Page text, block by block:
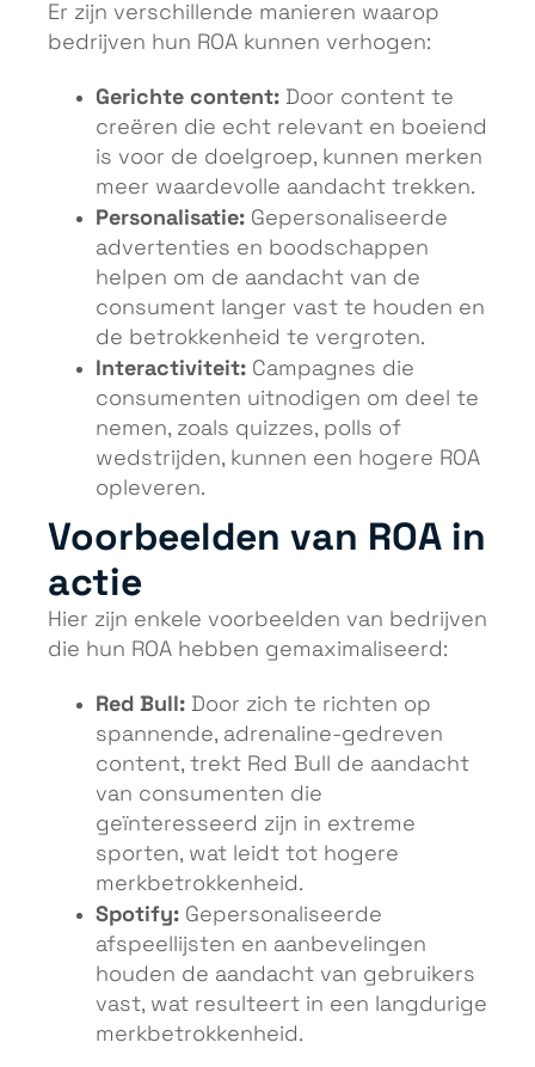
Er zijn verschillende manieren waarop
bedrijven hun ROA kunnen verhogen:
Gerichte content: Door content te
creëren die echt relevant en boeiend
is voor de doelgroep, kunnen merken
meer waardevolle aandacht trekken.
Personalisatie: Gepersonaliseerde
advertenties en boodschappen
helpen om de aandacht van de
consument langer vast te houden en
de betrokkenheid te vergroten.
Interactiviteit: Campagnes die
consumenten uitnodigen om deel te
nemen, zoals quizzes, polls of
wedstrijden, kunnen een hogere ROA
opleveren.
Voorbeelden van ROA in
actie
Hier zijn enkele voorbeelden van bedrijven
die hun ROA hebben gemaximaliseerd:
Red Bull: Door zich te richten op
spannende, adrenaline-gedreven
content, trekt Red Bull de aandacht
van consumenten die
geïnteresseerd zijn in extreme
sporten, wat leidt tot hogere
merkbetrokkenheid.
Spotify: Gepersonaliseerde
afspeellijsten en aanbevelingen
houden de aandacht van gebruikers
vast, wat resulteert in een langdurige
merkbetrokkenheid.